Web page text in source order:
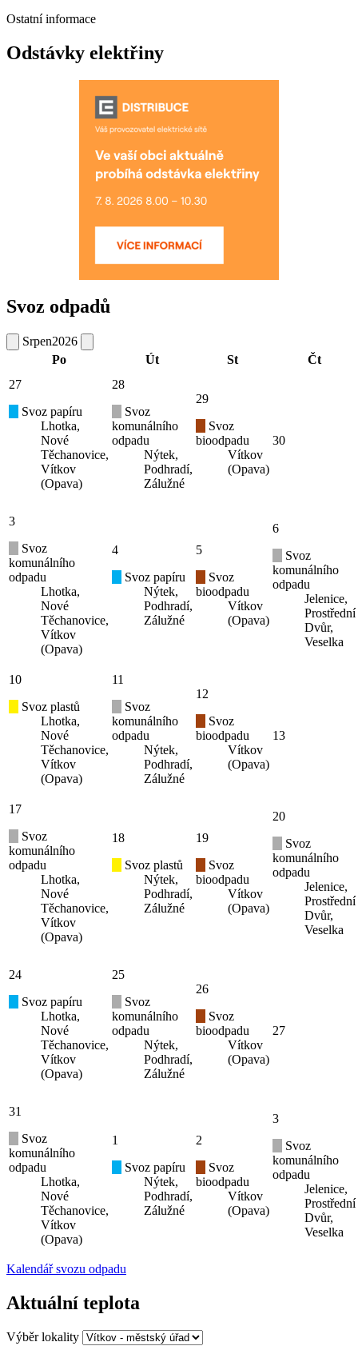
Ostatní informace
Odstávky elektřiny
Svoz odpadů
Srpen2026
Po
Út St
Čt
27
Svoz papíru
Lhotka,
Nové
Těchanovice,
Vítkov
(Opava)
28
Svoz
komunálního
odpadu
Nýtek,
Podhradí,
Zálužné
29
Svoz
bioodpadu
Vítkov
(Opava)
30
3
Svoz
komunálního
odpadu
Lhotka,
Nové
Těchanovice,
Vítkov
(Opava)
4
Svoz papíru
Nýtek,
Podhradí,
Zálužné
5
Svoz
bioodpadu
Vítkov
(Opava)
6
Svoz
komunálního
odpadu
Jelenice,
Prostřední
Dvůr,
Veselka
10
Svoz plastů
Lhotka,
Nové
Těchanovice,
Vítkov
(Opava)
11
Svoz
komunálního
odpadu
Nýtek,
Podhradí,
Zálužné
12
Svoz
bioodpadu
Vítkov
(Opava)
13
17
Svoz
komunálního
odpadu
Lhotka,
Nové
Těchanovice,
Vítkov
(Opava)
18
Svoz plastů
Nýtek,
Podhradí,
Zálužné
19
Svoz
bioodpadu
Vítkov
(Opava)
20
Svoz
komunálního
odpadu
Jelenice,
Prostřední
Dvůr,
Veselka
24
Svoz papíru
Lhotka,
Nové
Těchanovice,
Vítkov
(Opava)
25
Svoz
komunálního
odpadu
Nýtek,
Podhradí,
Zálužné
26
Svoz
bioodpadu
Vítkov
(Opava)
27
31
Svoz
komunálního
odpadu
Lhotka,
Nové
Těchanovice,
Vítkov
(Opava)
1
Svoz papíru
Nýtek,
Podhradí,
Zálužné
2
Svoz
bioodpadu
Vítkov
(Opava)
3
Svoz
komunálního
odpadu
Jelenice,
Prostřední
Dvůr,
Veselka
Kalendář svozu odpadu
Aktuální teplota
Výběr lokality